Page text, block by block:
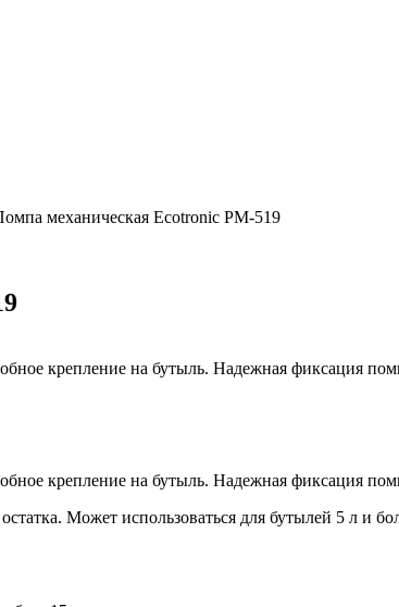
механическая Ecotronic PM-519
крепление на бутыль. Надежная фиксация
крепление на бутыль. Надежная фиксация
Может использоваться для бутылей 5 л